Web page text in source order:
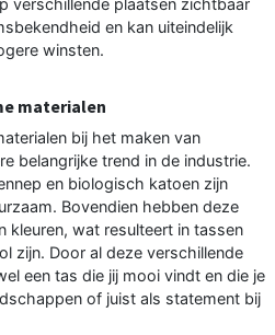
verschillende plaatsen zichtbaar
en kan uiteindelijk
winsten.
materialen
bij het maken van
belangrijke trend in de industrie.
en biologisch katoen zijn
Bovendien hebben deze
kleuren, wat resulteert in tassen
zijn. Door al deze verschillende
een tas die jij mooi vindt en die je
of juist als statement bij